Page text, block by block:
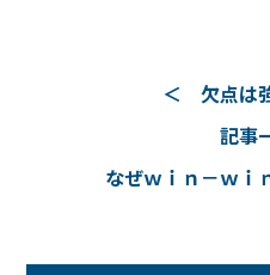
欠点は
記事
なぜｗｉｎ－ｗｉ